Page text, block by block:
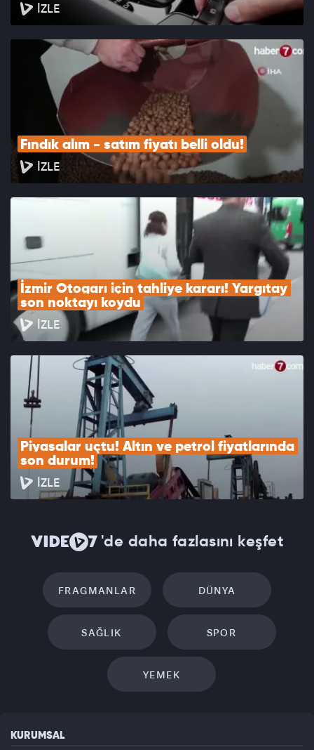
İZLE
Fındık alım - satım fiyatı belli oldu!
İZLE
İzmir Otogarı için tahliye kararı! Yargıtay
son noktayı koydu
İZLE
Piyasalar uçtu! Altın ve petrol fiyatlarında
son durum!
İZLE
'de daha fazlasını keşfet
FRAGMANLAR DÜNYA
SAĞLIK SPOR
YEMEK
KURUMSAL